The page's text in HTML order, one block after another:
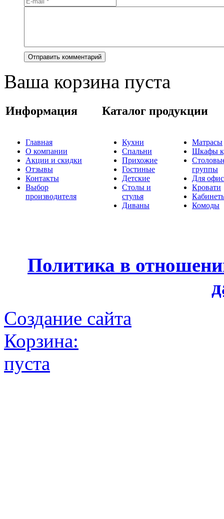
Ваша корзина пуста
Информация Каталог продукции
Главная
О компании
Акции и скидки
Отзывы
Контакты
Выбор
производителя
Кухни
Спальни
Прихожие
Гостиные
Детские
Столы и
стулья
Диваны
Матрасы
Шкафы
группы
Для
Кровати
Комоды
Политика в
Создание сайта
Корзина:
пуста